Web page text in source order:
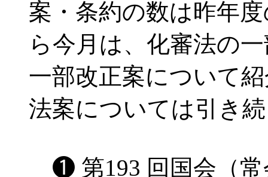
案・条約の数は昨年
ら今月は、化審法の
一部改正案について
法案については引き
❶ 第193 回国会（常